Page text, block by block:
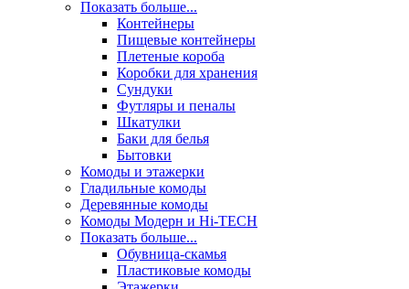
Показать больше...
Контейнеры
Пищевые контейнеры
Плетеные короба
Коробки для хранения
Сундуки
Футляры и пеналы
Шкатулки
Баки для белья
Бытовки
Комоды и этажерки
Гладильные комоды
Деревянные комоды
Комоды Модерн и Hi-TECH
Показать больше...
Обувница-скамья
Пластиковые комоды